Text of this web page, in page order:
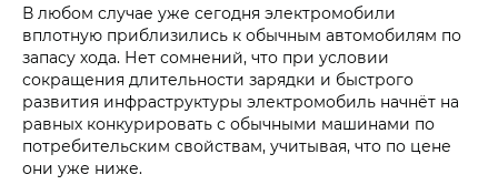
В любом случае уже сегодня электромобили
вплотную приблизились к обычным автомобилям по
запасу хода. Нет сомнений, что при условии
сокращения длительности зарядки и быстрого
развития инфраструктуры электромобиль начнёт на
равных конкурировать с обычными машинами по
потребительским свойствам, учитывая, что по цене
они уже ниже.